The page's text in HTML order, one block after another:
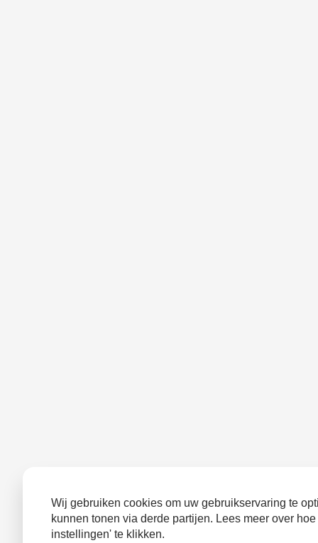
Wij gebruiken cookies om uw gebruikservaring te
kunnen tonen via derde partijen. Lees meer over
instellingen' te klikken.